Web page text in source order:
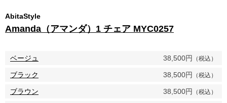
AbitaStyle
Amanda（アマンダ）1 チェア MYC0257
ベージュ 38,500円 （税込）
ブラック 38,500円 （税込）
ブラウン 38,500円 （税込）